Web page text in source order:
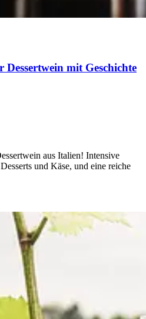
Dessertwein mit Geschichte
aus Italien! Intensive
und Käse, und eine reiche